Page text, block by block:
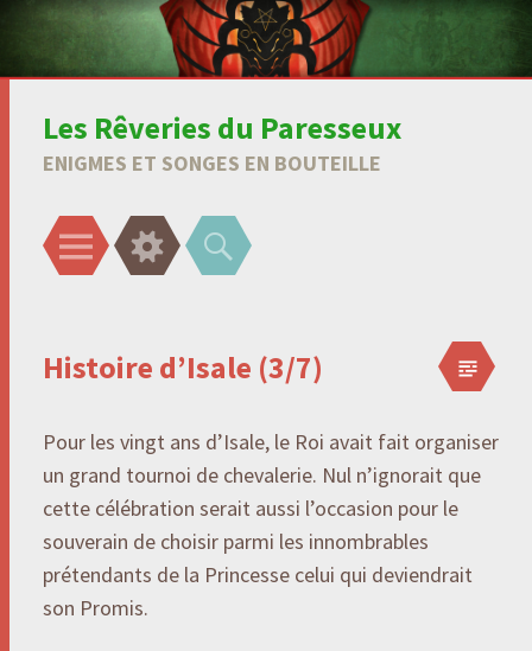
Les Rêveries du Paresseux
ENIGMES ET SONGES EN BOUTEILLE
Menu Gadgets Recherche
Histoire d’Isale (3/7)
Pour les vingt ans d’Isale, le Roi avait fait organiser
un grand tournoi de chevalerie. Nul n’ignorait que
cette célébration serait aussi l’occasion pour le
souverain de choisir parmi les innombrables
prétendants de la Princesse celui qui deviendrait
son Promis.